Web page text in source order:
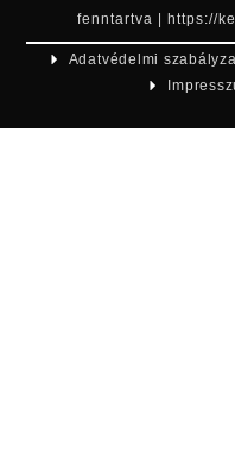
fenntartva | https://
Adatvédelmi